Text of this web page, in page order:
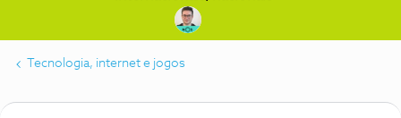
Tecnologia, internet e jogos